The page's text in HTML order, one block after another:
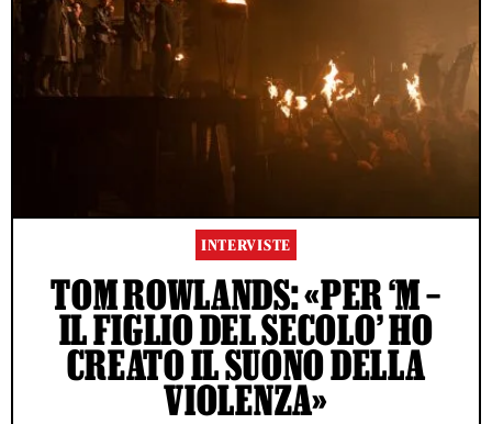
INTERVISTE
TOM ROWLANDS: «PER ‘M –
IL FIGLIO DEL SECOLO’ HO
CREATO IL SUONO DELLA
VIOLENZA»